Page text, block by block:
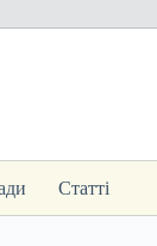
Статті